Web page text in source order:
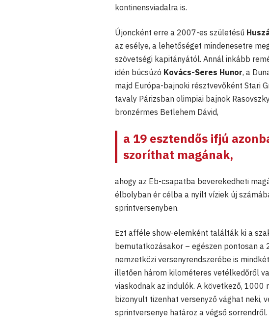
kontinensviadalra is.
Újoncként erre a 2007-es születésű
az esélye, a lehetőséget mindenesetre
szövetségi kapitányától. Annál inkább
idén búcsúzó Kovács-Seres Hunor, a
majd Európa-bajnoki résztvevőként Stari
tavaly Párizsban olimpiai bajnok
bronzérmes Betlehem Dávid,
a 19 esztendős ifjú
szoríthat magának,
ahogy az Eb-csapatba beverekedheti
élbolyban ér célba a nyílt víziek új
sprintversenyben.
Ezt afféle show-elemként találták ki a
bemutatkozásakor – egészen pontosan
nemzetközi versenyrendszerébe is
illetően három kilométeres vetélkedőről
viaskodnak az indulók. A következő,
bizonyult tizenhat versenyző vághat neki,
sprintversenye határoz a végső sorrendről.